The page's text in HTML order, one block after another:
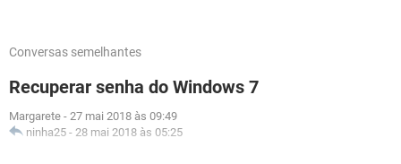
Conversas semelhantes
Recuperar senha do Windows 7
Margarete - 27 mai 2018 às 09:49
ninha25 - 28 mai 2018 às 05:25